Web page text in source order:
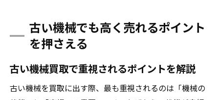
古い機械でも高く売れるポイント
を押さえる
古い機械買取で重視されるポイントを解説
古い機械を買取に出す際、最も重視されるのは「機械の